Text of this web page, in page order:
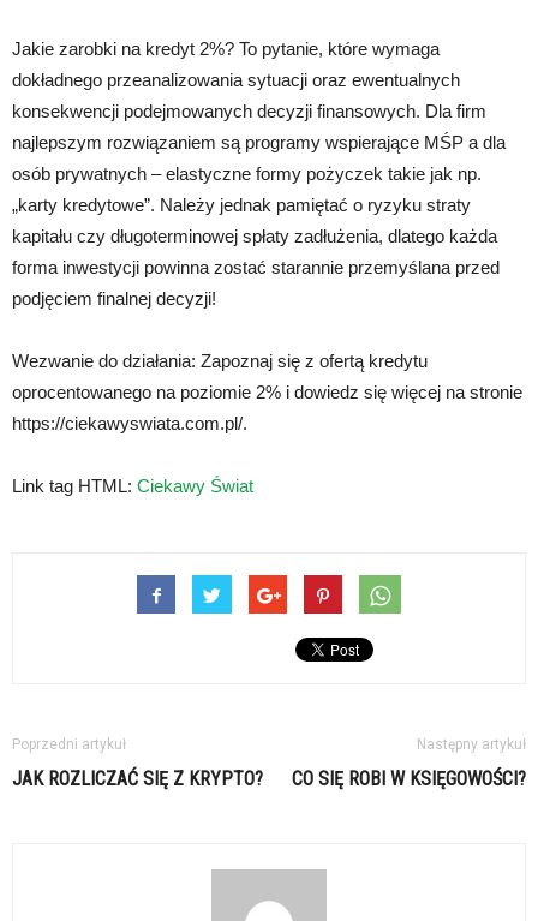
Jakie zarobki na kredyt 2%? To pytanie, które wymaga
dokładnego przeanalizowania sytuacji oraz ewentualnych
konsekwencji podejmowanych decyzji finansowych. Dla firm
najlepszym rozwiązaniem są programy wspierające MŚP a dla
osób prywatnych – elastyczne formy pożyczek takie jak np.
„karty kredytowe”. Należy jednak pamiętać o ryzyku straty
kapitału czy długoterminowej spłaty zadłużenia, dlatego każda
forma inwestycji powinna zostać starannie przemyślana przed
podjęciem finalnej decyzji!
Wezwanie do działania: Zapoznaj się z ofertą kredytu
oprocentowanego na poziomie 2% i dowiedz się więcej na stronie
https://ciekawyswiata.com.pl/.
Link tag HTML: Ciekawy Świat
Poprzedni artykuł
JAK ROZLICZAĆ SIĘ Z KRYPTO?
Następny artykuł
CO SIĘ ROBI W KSIĘGOWOŚCI?